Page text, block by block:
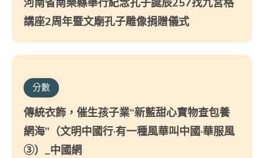
講座2周年暨文廟孔子雕像捐贈儀式
分數
傳統衣飾，催生孩子業“新藍甜心寶物查包養
網海”（文明中國行·有一種風華叫中國·華服風
③）_中國網